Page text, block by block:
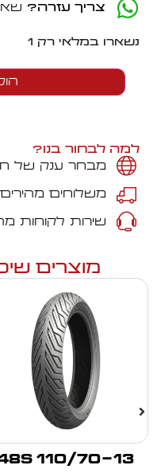
צריך עזרה?
נשארו במלאי רק 1
למה לבחור בנו?
מבחר ענק של
משלוחים
שירות לקוחות
מוצרים
70-13 48S